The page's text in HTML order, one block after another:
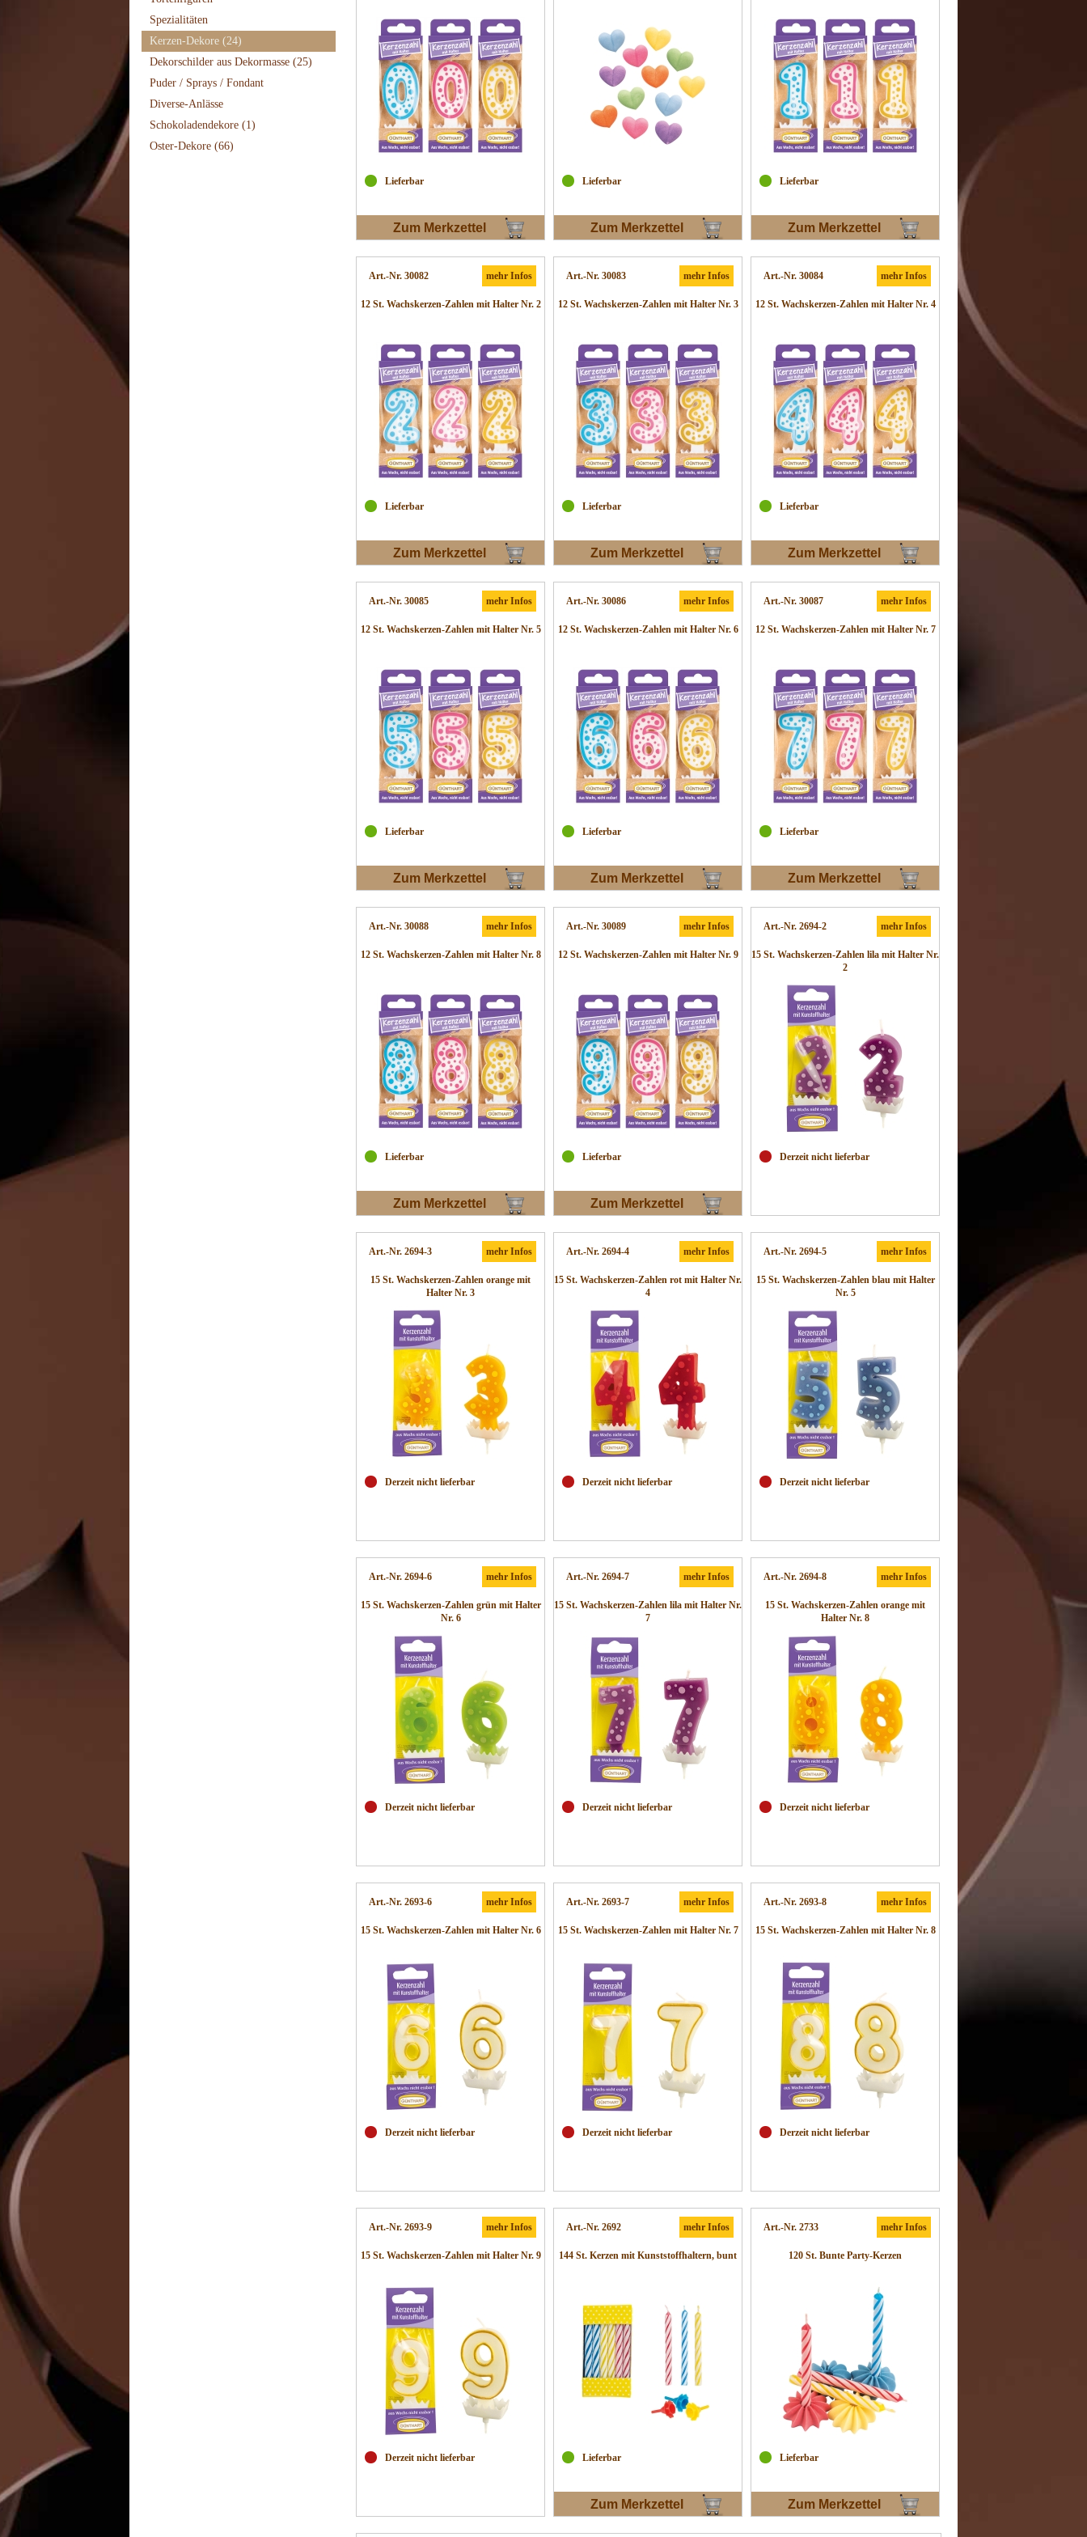
Spezialitäten
Kerzen-Dekore (24)
Dekorschilder aus Dekormasse (25)
Puder / Sprays / Fondant
Diverse-Anlässe
Schokoladendekore (1)
Oster-Dekore (66)
Lieferbar
Zum Merkzettel
Lieferbar
Zum Merkzettel
Lieferbar
Zum Merkzettel
Art.-Nr. 30082 mehr Infos
12 St. Wachskerzen-Zahlen mit Halter Nr. 2
Lieferbar
Zum Merkzettel
Art.-Nr. 30083 mehr Infos
12 St. Wachskerzen-Zahlen mit Halter Nr. 3
Lieferbar
Zum Merkzettel
Art.-Nr. 30084 mehr Infos
12 St. Wachskerzen-Zahlen mit Halter Nr. 4
Lieferbar
Zum Merkzettel
Art.-Nr. 30085 mehr Infos
12 St. Wachskerzen-Zahlen mit Halter Nr. 5
Lieferbar
Zum Merkzettel
Art.-Nr. 30086 mehr Infos
12 St. Wachskerzen-Zahlen mit Halter Nr. 6
Lieferbar
Zum Merkzettel
Art.-Nr. 30087 mehr Infos
12 St. Wachskerzen-Zahlen mit Halter Nr. 7
Lieferbar
Zum Merkzettel
Art.-Nr. 30088 mehr Infos
12 St. Wachskerzen-Zahlen mit Halter Nr. 8
Lieferbar
Zum Merkzettel
Art.-Nr. 30089 mehr Infos
12 St. Wachskerzen-Zahlen mit Halter Nr. 9
Lieferbar
Zum Merkzettel
Art.-Nr. 2694-2 mehr Infos
15 St. Wachskerzen-Zahlen lila mit Halter Nr.
2
Derzeit nicht lieferbar
Art.-Nr. 2694-3 mehr Infos
15 St. Wachskerzen-Zahlen orange mit
Halter Nr. 3
Derzeit nicht lieferbar
Art.-Nr. 2694-4 mehr Infos
15 St. Wachskerzen-Zahlen rot mit Halter Nr.
4
Derzeit nicht lieferbar
Art.-Nr. 2694-5 mehr Infos
15 St. Wachskerzen-Zahlen blau mit Halter
Nr. 5
Derzeit nicht lieferbar
Art.-Nr. 2694-6 mehr Infos
15 St. Wachskerzen-Zahlen grün mit Halter
Nr. 6
Derzeit nicht lieferbar
Art.-Nr. 2694-7 mehr Infos
15 St. Wachskerzen-Zahlen lila mit Halter Nr.
7
Derzeit nicht lieferbar
Art.-Nr. 2694-8 mehr Infos
15 St. Wachskerzen-Zahlen orange mit
Halter Nr. 8
Derzeit nicht lieferbar
Art.-Nr. 2693-6 mehr Infos
15 St. Wachskerzen-Zahlen mit Halter Nr. 6
Derzeit nicht lieferbar
Art.-Nr. 2693-7 mehr Infos
15 St. Wachskerzen-Zahlen mit Halter Nr. 7
Derzeit nicht lieferbar
Art.-Nr. 2693-8 mehr Infos
15 St. Wachskerzen-Zahlen mit Halter Nr. 8
Derzeit nicht lieferbar
Art.-Nr. 2693-9 mehr Infos
15 St. Wachskerzen-Zahlen mit Halter Nr. 9
Derzeit nicht lieferbar
Art.-Nr. 2692 mehr Infos
144 St. Kerzen mit Kunststoffhaltern, bunt
Lieferbar
Zum Merkzettel
Art.-Nr. 2733 mehr Infos
120 St. Bunte Party-Kerzen
Lieferbar
Zum Merkzettel